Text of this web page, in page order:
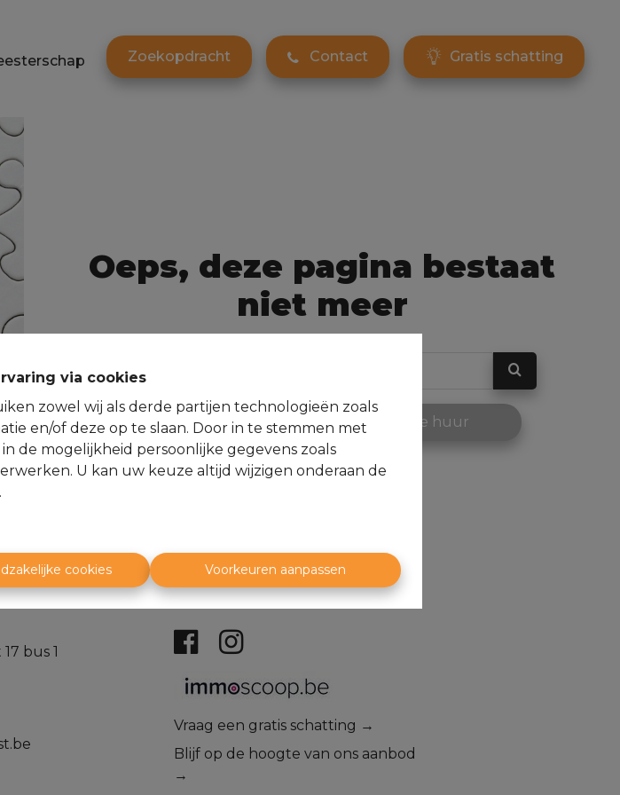
via cookies
zowel wij als derde partijen technologieën zoals
en/of deze op te slaan. Door in te stemmen met
de mogelijkheid persoonlijke gegevens zoals
U kan uw keuze altijd wijzigen onderaan de
cookies Voorkeuren aanpassen
Zoekopdracht Contact Gratis schatting
Oeps, deze pagina bestaat
niet meer
Te koop Te huur
bus 1
​​​​​​Vraag een gratis schatting →
Blijf op de hoogte van ons aanbod
→